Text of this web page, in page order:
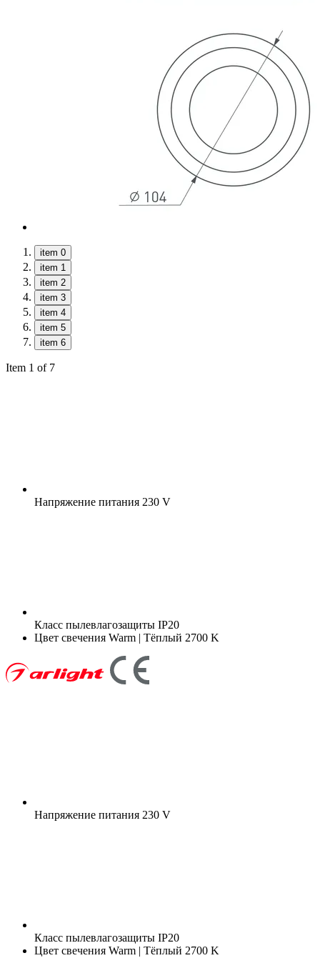
item 0
item 1
item 2
item 3
item 4
item 5
item 6
Item 1 of 7
Напряжение питания 230 V
Класс пылевлагозащиты IP20
Цвет свечения Warm | Тёплый 2700 K
Напряжение питания 230 V
Класс пылевлагозащиты IP20
Цвет свечения Warm | Тёплый 2700 K